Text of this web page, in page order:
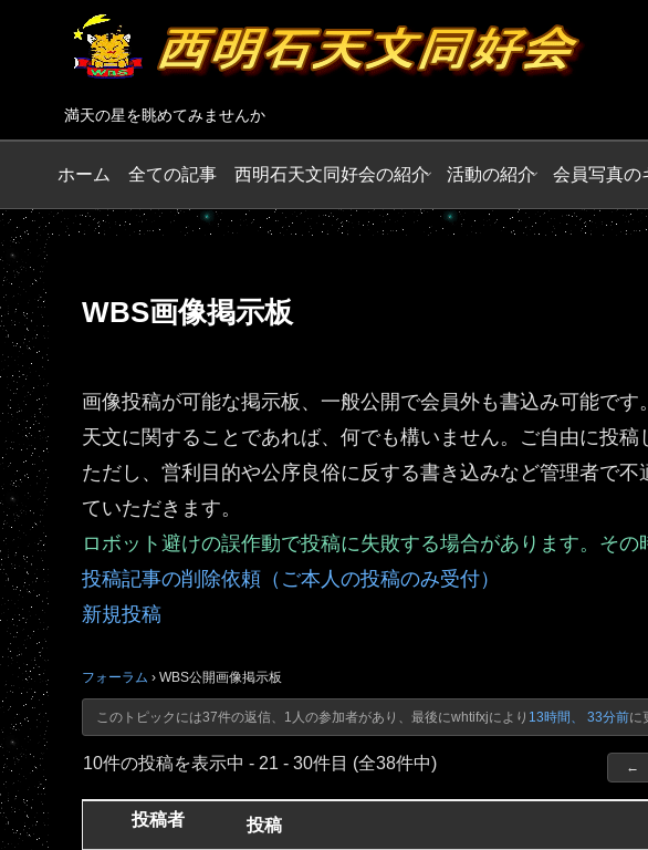
満天の星を眺めてみませんか
ホーム 全ての記事 西明石天文同好会の紹介 活動の紹介 会員写真の
WBS画像掲示板
画像投稿が可能な掲示板、一般公開で会員外も書込み可能です。
天文に関することであれば、何でも構いません。ご自由に投稿
ただし、営利目的や公序良俗に反する書き込みなど管理者で
ていただきます。
ロボット避けの誤作動で投稿に失敗する場合があります。その
投稿記事の削除依頼（ご本人の投稿のみ受付）
新規投稿
フォーラム › WBS公開画像掲示板
このトピックには37件の返信、1人の参加者があり、最後にwhtifxjにより 13時間、 33分前に
10件の投稿を表示中 - 21 - 30件目 (全38件中) ←
投稿者 投稿